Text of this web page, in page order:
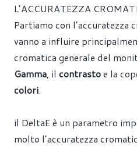
L’ACCURATEZZA
Partiamo con l’accuratezza
vanno a influire
cromatica generale del
Gamma, il contrastoe la
colori.
il DeltaE è un parametro
molto l’accuratezza